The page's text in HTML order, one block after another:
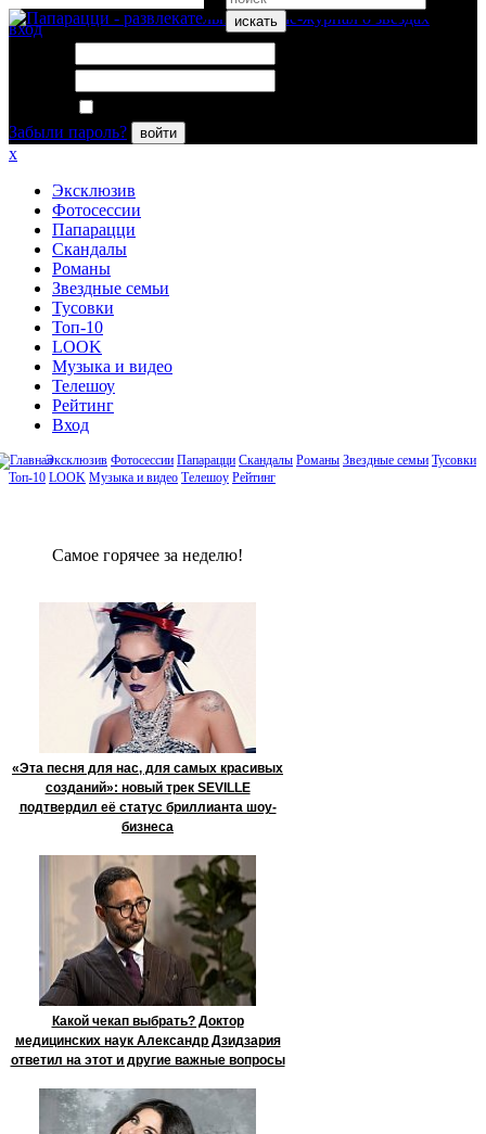
искать
вход
Забыли пароль?
войти
x
Эксклюзив
Фотосессии
Папарацци
Скандалы
Романы
Звездные семьи
Тусовки
Топ-10
LOOK
Музыка и видео
Телешоу
Рейтинг
Вход
Эксклюзив Фотосессии Папарацци Скандалы Романы Звездные семьи Тусовки
Топ-10 LOOK Музыка и видео Телешоу Рейтинг
Сaмое гoрячее за неделю!
«Эта песня для нас, для самых красивых
созданий»: новый трек SEVILLE
подтвердил её статус бриллианта шоу-
бизнеса
Какой чекап выбрать? Доктор
медицинских наук Александр Дзидзария
ответил на этот и другие важные вопросы